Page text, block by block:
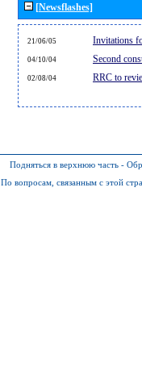
[Newsflashes]
21/06/05 Invitations
04/10/04 Second
02/08/04 RRC to
Подняться в верхнюю часть -
По вопросам, связанным с этой